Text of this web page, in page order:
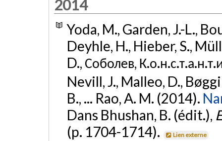
2014
Yoda, M., Garden, J.-L.,
Deyhle, H., Hieber, S.,
D., Соболев,
Nevill, J., Malleo, D.,
B., ... Rao, A. M. (2014).
Dans Bhushan, B. (édit.),
(p. 1704-1714).
Lien externe